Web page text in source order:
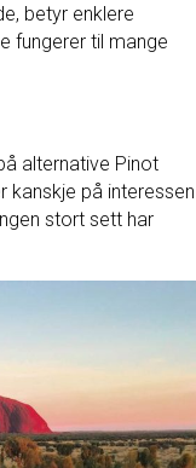
betyr enklere
fungerer til mange
alternative Pinot
kanskje på interessen
stort sett har